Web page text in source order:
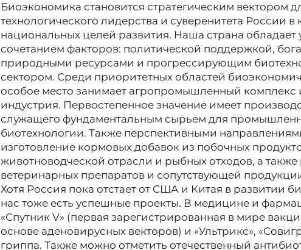
Биоэкономика становится стратегическим вектором
технологического лидерства и суверенитета России в
национальных целей развития. Наша страна обладает
сочетанием факторов: политической поддержкой,
природными ресурсами и прогрессирующим
сектором. Среди приоритетных областей
особое место занимает агропромышленный комплекс
индустрия. Первостепенное значение имеет
служащего фундаментальным сырьем для
биотехнологии. Также перспективными
изготовление кормовых добавок из побочных
животноводческой отрасли и рыбных отходов, а также
ветеринарных препаратов и сопутствующей
Хотя Россия пока отстает от США и Китая в развитии
нас тоже есть успешные проекты. В медицине и
«Спутник V» (первая зарегистрированная в мире
основе аденовирусных векторов) и «Ультрикс»,
гриппа. Также можно отметить отечественный